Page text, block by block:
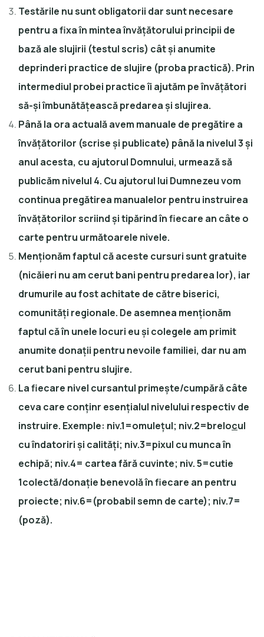
Testările nu sunt obligatorii dar sunt necesare
pentru a fixa în mintea învățătorului principii de
bază ale slujirii (testul scris) cât și anumite
deprinderi practice de slujire (proba practică). Prin
intermediul probei practice îi ajutăm pe învățători
să-și îmbunătățească predarea și slujirea.
Până la ora actuală avem manuale de pregătire a
învățătorilor (scrise și publicate) până la nivelul 3 și
anul acesta, cu ajutorul Domnului, urmează să
publicăm nivelul 4. Cu ajutorul lui Dumnezeu vom
continua pregătirea manualelor pentru instruirea
învățătorilor scriind și tipărind în fiecare an câte o
carte pentru următoarele nivele.
Menționăm faptul că aceste cursuri sunt gratuite
(nicăieri nu am cerut bani pentru predarea lor), iar
drumurile au fost achitate de către biserici,
comunități regionale. De asemnea menționăm
faptul că în unele locuri eu și colegele am primit
anumite donații pentru nevoile familiei, dar nu am
cerut bani pentru slujire.
La fiecare nivel cursantul primește/cumpără câte
ceva care conținr esențialul nivelului respectiv de
instruire. Exemple: niv.1=omulețul; niv.2=brelocul
cu îndatoriri și calități; niv.3=pixul cu munca în
echipă; niv.4= cartea fără cuvinte; niv. 5=cutie
1colectă/donație benevolă în fiecare an pentru
proiecte; niv.6=(probabil semn de carte); niv.7=
(poză).